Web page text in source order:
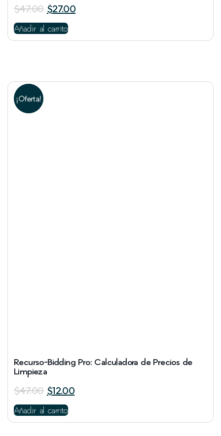
$47.00 $27.00
Añadir al carrito
¡Oferta!
Recurso-Bidding Pro: Calculadora de Precios de
Limpieza
$47.00 $12.00
Añadir al carrito